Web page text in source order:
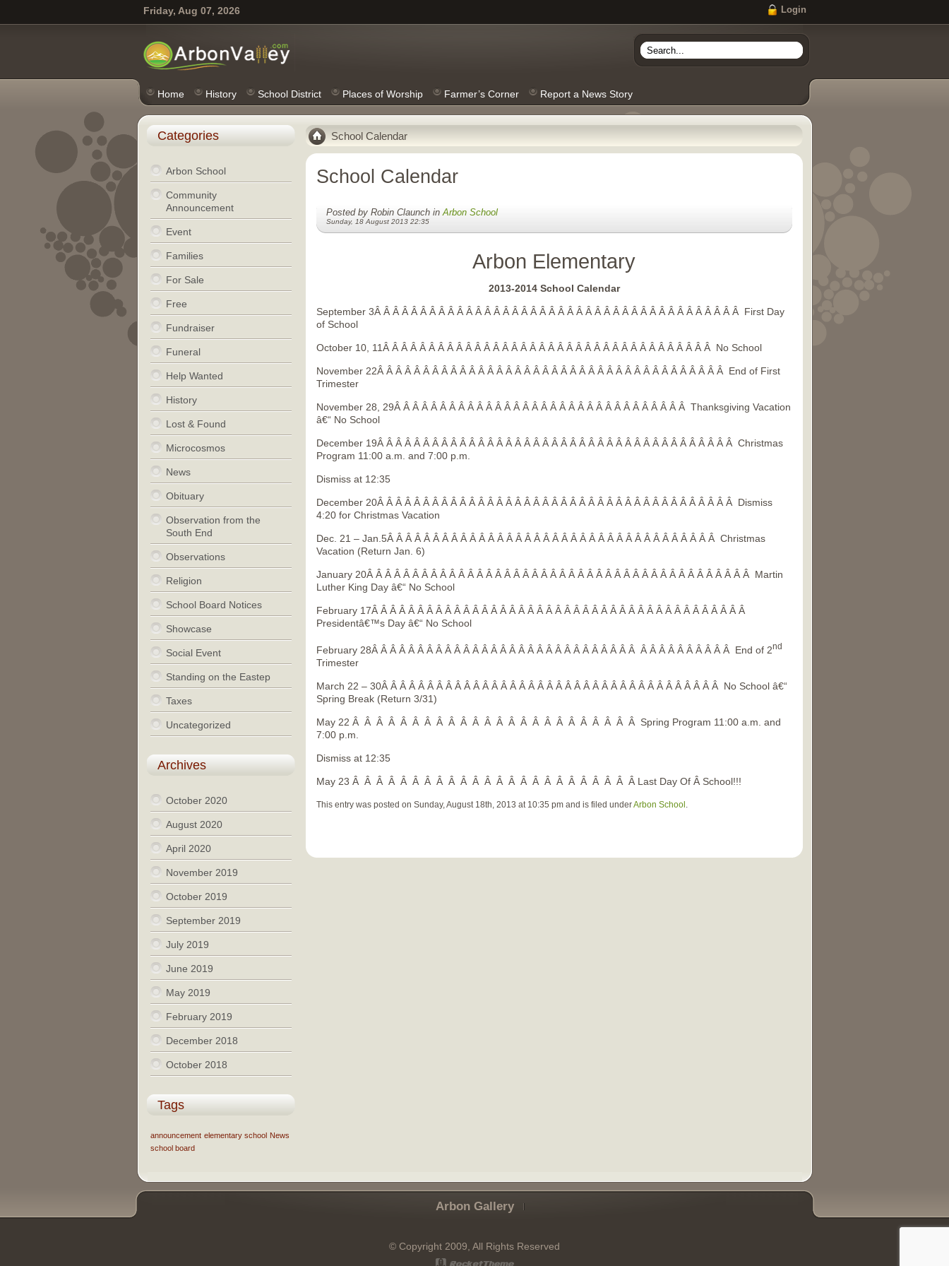
Friday, Aug 07, 2026 Login
Home History School District Places of Worship Farmer’s Corner Report a News Story
School Calendar
School Calendar
Posted by Robin Claunch inArbon School
Sunday, 18 August 2013 22:35
Arbon Elementary
2013-2014 School Calendar
September 3Â Â Â Â Â Â Â Â Â Â Â Â Â Â Â Â Â Â Â Â Â Â Â Â Â Â Â Â Â Â Â Â Â Â Â Â Â Â Â Â First Day
of School
October 10, 11Â Â Â Â Â Â Â Â Â Â Â Â Â Â Â Â Â Â Â Â Â Â Â Â Â Â Â Â Â Â Â Â Â Â Â Â No School
November 22Â Â Â Â Â Â Â Â Â Â Â Â Â Â Â Â Â Â Â Â Â Â Â Â Â Â Â Â Â Â Â Â Â Â Â Â Â Â End of First
Trimester
November 28, 29Â Â Â Â Â Â Â Â Â Â Â Â Â Â Â Â Â Â Â Â Â Â Â Â Â Â Â Â Â Â Â Â Thanksgiving Vacation
â€“ No School
December 19Â Â Â Â Â Â Â Â Â Â Â Â Â Â Â Â Â Â Â Â Â Â Â Â Â Â Â Â Â Â Â Â Â Â Â Â Â Â Â Christmas
Program 11:00 a.m. and 7:00 p.m.
Dismiss at 12:35
December 20Â Â Â Â Â Â Â Â Â Â Â Â Â Â Â Â Â Â Â Â Â Â Â Â Â Â Â Â Â Â Â Â Â Â Â Â Â Â Â Dismiss
4:20 for Christmas Vacation
Dec. 21 – Jan.5Â Â Â Â Â Â Â Â Â Â Â Â Â Â Â Â Â Â Â Â Â Â Â Â Â Â Â Â Â Â Â Â Â Â Â Â Christmas
Vacation (Return Jan. 6)
January 20Â Â Â Â Â Â Â Â Â Â Â Â Â Â Â Â Â Â Â Â Â Â Â Â Â Â Â Â Â Â Â Â Â Â Â Â Â Â Â Â Â Â Martin
Luther King Day â€“ No School
February 17Â Â Â Â Â Â Â Â Â Â Â Â Â Â Â Â Â Â Â Â Â Â Â Â Â Â Â Â Â Â Â Â Â Â Â Â Â Â Â Â Â
Presidentâ€™s Day â€“ No School
February 28Â Â Â Â Â Â Â Â Â Â Â Â Â Â Â Â Â Â Â Â Â Â Â Â Â Â Â Â Â Â Â Â Â Â Â Â Â Â Â End of 2nd
Trimester
March 22 – 30Â Â Â Â Â Â Â Â Â Â Â Â Â Â Â Â Â Â Â Â Â Â Â Â Â Â Â Â Â Â Â Â Â Â Â Â Â No School â€“
Spring Break (Return 3/31)
May 22 Â Â Â Â Â Â Â Â Â Â Â Â Â Â Â Â Â Â Â Â Â Â Â Â Spring Program 11:00 a.m. and
7:00 p.m.
Dismiss at 12:35
May 23 Â Â Â Â Â Â Â Â Â Â Â Â Â Â Â Â Â Â Â Â Â Â Â Â Last Day Of Â School!!!
This entry was posted on Sunday, August 18th, 2013 at 10:35 pm and is filed underArbon School
Categories
Arbon School
Community
Announcement
Event
Families
For Sale
Free
Fundraiser
Funeral
Help Wanted
History
Lost & Found
Microcosmos
News
Obituary
Observation from the
South End
Observations
Religion
School Board Notices
Showcase
Social Event
Standing on the Eastep
Taxes
Uncategorized
Archives
October 2020
August 2020
April 2020
November 2019
October 2019
September 2019
July 2019
June 2019
May 2019
February 2019
December 2018
October 2018
Tags
announcement elementary school News
school board
Arbon Gallery
© Copyright 2009, All Rights Reserved